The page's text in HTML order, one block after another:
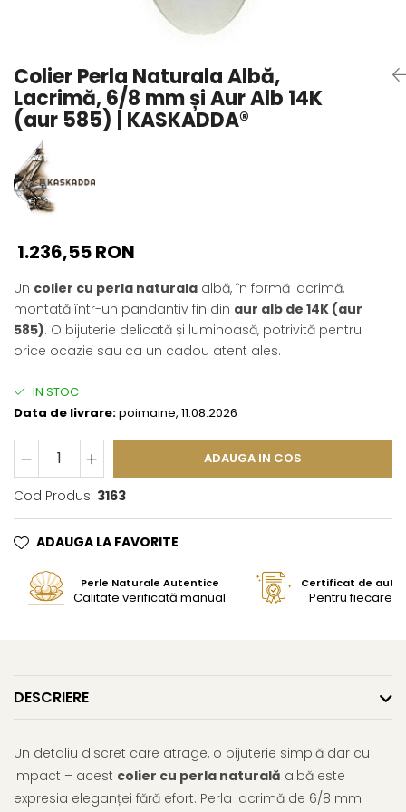
Pandantive cu Perle
Brose cu Perle
Colier Perla Naturala Albă,
Lacrimă, 6/8 mm și Aur Alb 14K
(aur 585) | KASKADDA®
1.236,55 RON
Un colier cu perla naturala albă, în formă lacrimă,
montată într-un pandantiv fin din aur alb de 14K (aur
585). O bijuterie delicată și luminoasă, potrivită pentru
orice ocazie sau ca un cadou atent ales.
IN STOC
Data de livrare:poimaine, 11.08.2026
ADAUGA IN COS
Cod Produs: 3163
ADAUGA LA FAVORITE
Perle Naturale Autentice
Calitate verificată manual
Certificat de
Pentru fiecare
DESCRIERE
Un detaliu discret care atrage, o bijuterie simplă dar cu
impact – acest colier cu perla naturală albă este
expresia eleganței fără efort. Perla lacrimă de 6/8 mm